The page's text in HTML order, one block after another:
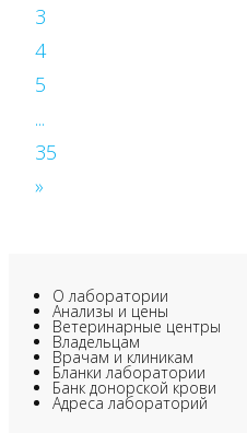
3
4
5
...
35
»
О лаборатории
Анализы и цены
Ветеринарные центры
Владельцам
Врачам и клиникам
Бланки лаборатории
Банк донорской крови
Адреса лабораторий